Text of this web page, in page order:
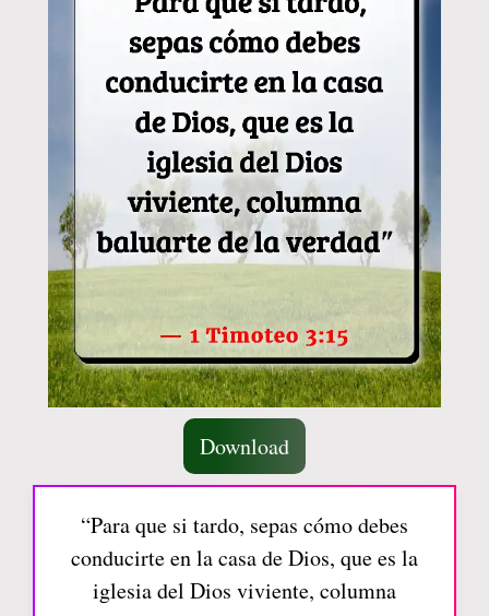
Download
“Para que si tardo, sepas cómo debes
conducirte en la casa de Dios, que es la
iglesia del Dios viviente, columna